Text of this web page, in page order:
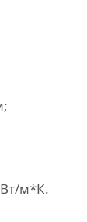
м*К.